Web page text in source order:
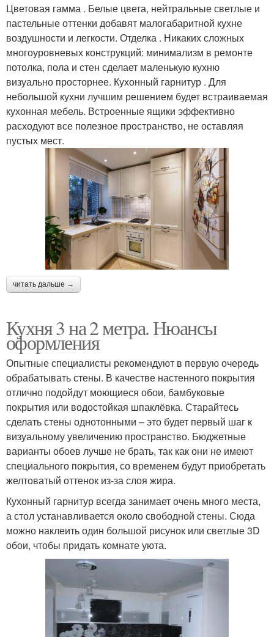
Цветовая гамма . Белые цвета, нейтральные светлые и
пастельные оттенки добавят малогабаритной кухне
воздушности и легкости. Отделка . Никаких сложных
многоуровневых конструкций: минимализм в ремонте
потолка, пола и стен сделает маленькую кухню
визуально просторнее. Кухонный гарнитур . Для
небольшой кухни лучшим решением будет встраиваемая
кухонная мебель. Встроенные ящики эффективно
расходуют все полезное пространство, не оставляя
пустых мест.
читать дальше →
Кухня 3 на 2 метра. Нюансы
оформления
Опытные специалисты рекомендуют в первую очередь
обрабатывать стены. В качестве настенного покрытия
отлично подойдут моющиеся обои, бамбуковые
покрытия или водостойкая шпаклёвка. Старайтесь
сделать стены однотонными – это будет первый шаг к
визуальному увеличению пространство. Бюджетные
варианты обоев лучше не брать, так как они не имеют
специального покрытия, со временем будут приобретать
желтоватый оттенок из-за слоя жира.
Кухонный гарнитур всегда занимает очень много места,
а стол устанавливается около свободной стены. Сюда
можно наклеить один большой рисунок или светлые 3D
обои, чтобы придать комнате уюта.